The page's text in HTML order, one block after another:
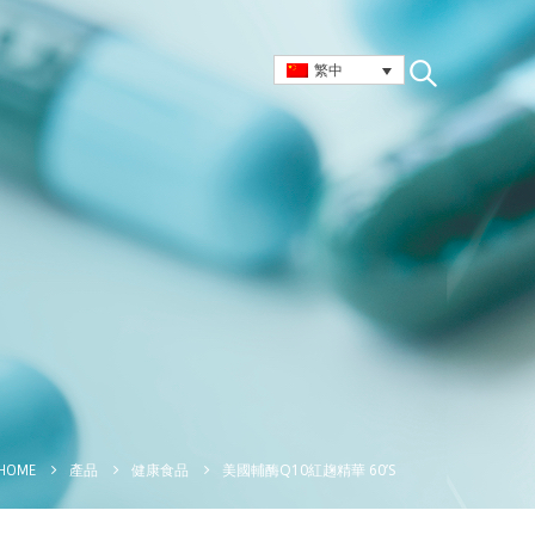
繁中
產品 健康食品 美國輔酶Q10紅趜精華 60’S